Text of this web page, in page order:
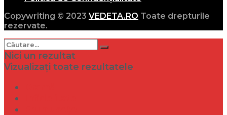
Copywriting © 2023 VEDETA.RO Toate drepturile
rezervate.
Nici un rezultat
Vizualizați toate rezultatele